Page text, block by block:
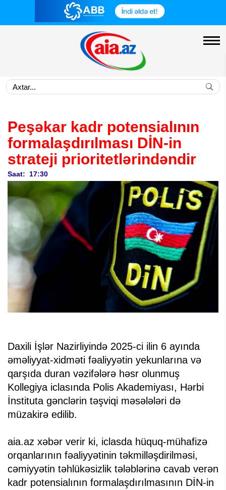
Peşəkar kadr potensialının
formalaşdırılması DİN-in
strateji prioritetlərindəndir
Saat: 17:30
Daxili İşlər Nazirliyində 2025-ci ilin 6 ayında
əməliyyat-xidməti fəaliyyətin yekunlarına və
qarşıda duran vəzifələrə həsr olunmuş
Kollegiya iclasında Polis Akademiyası, Hərbi
İnstituta gənclərin təşviqi məsələləri də
müzakirə edilib.
aia.az xəbər verir ki, iclasda hüquq-mühafizə
orqanlarının fəaliyyətinin təkmilləşdirilməsi,
cəmiyyətin təhlükəsizlik tələblərinə cavab verən
kadr potensialının formalaşdırılmasının DİN-in